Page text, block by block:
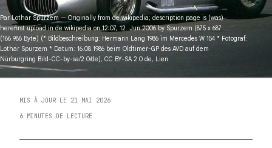
ParLothar Spurzem— Originally from de.wikipedia; description page is (was)
herefirst upload in de wikipedia on 12:07, 12. Jun 2006 by Spurzem (875 x 687
(166.986 Byte) (* Bildbeschreibung: Hermann Lang 1986 im Mercedes W 154 * Fotograf:
Lothar Spurzem * Datum: 16.08.1986 beim Oldtimer-GP des AVD auf dem
Nürburgring Bild-CC-by-sa/2.0/de), CC BY-SA 2.0 de, Lien
MIS À JOUR LE 21 MAI 2026
6 MINUTES DE LECTURE